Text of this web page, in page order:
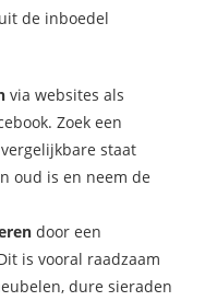
de inboedel
via websites als
Zoek een
staat
oud is en neem de
door een
is vooral raadzaam
dure sieraden